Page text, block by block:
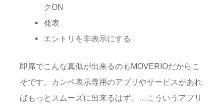
クON
発表
エントリを非表示にする
即席でこんな真似が出来るのもMOVERIOだからこ
そです。カンペ表示専用のアプリやサービスがあれ
ばもっとスムーズに出来るはず。…こういうアプリ